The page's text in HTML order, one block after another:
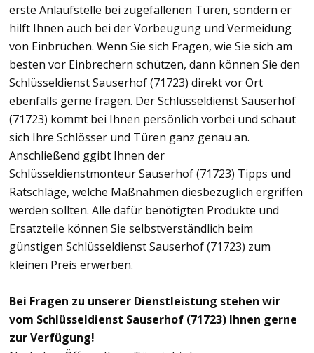
erste Anlaufstelle bei zugefallenen Türen, sondern er
hilft Ihnen auch bei der Vorbeugung und Vermeidung
von Einbrüchen. Wenn Sie sich Fragen, wie Sie sich am
besten vor Einbrechern schützen, dann können Sie den
Schlüsseldienst Sauserhof (71723) direkt vor Ort
ebenfalls gerne fragen. Der Schlüsseldienst Sauserhof
(71723) kommt bei Ihnen persönlich vorbei und schaut
sich Ihre Schlösser und Türen ganz genau an.
Anschließend ggibt Ihnen der
Schlüsseldienstmonteur Sauserhof (71723) Tipps und
Ratschläge, welche Maßnahmen diesbezüglich ergriffen
werden sollten. Alle dafür benötigten Produkte und
Ersatzteile können Sie selbstverständlich beim
günstigen Schlüsseldienst Sauserhof (71723) zum
kleinen Preis erwerben.
Bei Fragen zu unserer Dienstleistung stehen wir
vom Schlüsseldienst Sauserhof (71723) Ihnen gerne
zur Verfügung!